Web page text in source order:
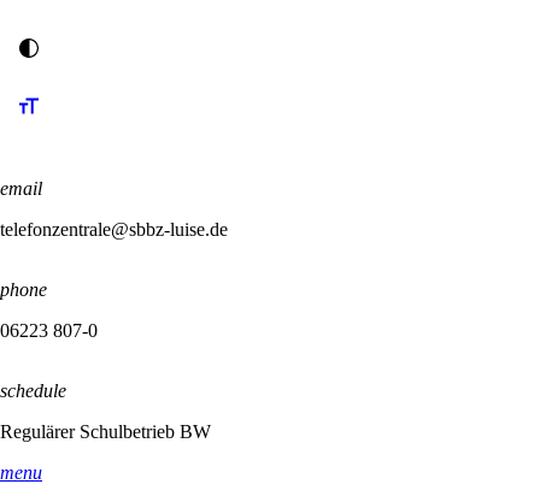
email
telefonzentrale@sbbz-luise.de
phone
06223 807-0
schedule
Regulärer Schulbetrieb BW
menu